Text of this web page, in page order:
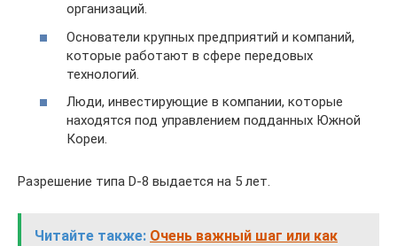
организаций.
Основатели крупных предприятий и компаний,
которые работают в сфере передовых
технологий.
Люди, инвестирующие в компании, которые
находятся под управлением подданных Южной
Кореи.
Разрешение типа D-8 выдается на 5 лет.
Читайте также: Очень важный шаг или как